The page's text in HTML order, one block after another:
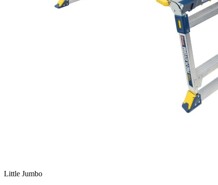
Little Jumbo